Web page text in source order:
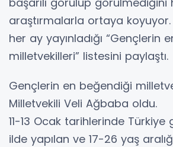
araştırmalarla ortaya koyuyor.
her ay yayınladığı “Gençlerin
milletvekilleri” listesini paylaştı.
Gençlerin en beğendiği
Milletvekili Veli Ağbaba oldu.
11-13 Ocak tarihlerinde Türkiye
ilde yapılan ve 17-26 yaş